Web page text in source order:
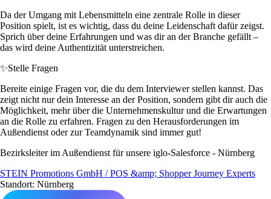
Da der Umgang mit Lebensmitteln eine zentrale Rolle in dieser
Position spielt, ist es wichtig, dass du deine Leidenschaft dafür zeigst.
Sprich über deine Erfahrungen und was dir an der Branche gefällt –
das wird deine Authentizität unterstreichen.
✨Stelle Fragen
Bereite einige Fragen vor, die du dem Interviewer stellen kannst. Das
zeigt nicht nur dein Interesse an der Position, sondern gibt dir auch die
Möglichkeit, mehr über die Unternehmenskultur und die Erwartungen
an die Rolle zu erfahren. Fragen zu den Herausforderungen im
Außendienst oder zur Teamdynamik sind immer gut!
Bezirksleiter im Außendienst für unsere iglo-Salesforce - Nürnberg
STEIN Promotions GmbH / POS &amp; Shopper Journey Experts
Standort: Nürnberg